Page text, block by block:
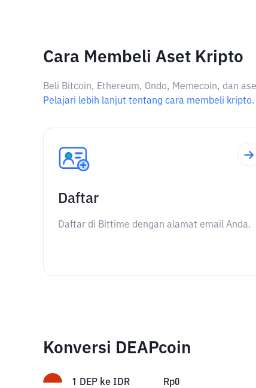
Cara Membeli Aset Kripto
Beli Bitcoin, Ethereum, Ondo, Memecoin, dan
Pelajari lebih lanjut tentang cara membeli kripto.
Daftar
Daftar di Bittime dengan alamat email Anda.
Konversi DEAPcoin
1 DEP ke IDR Rp0